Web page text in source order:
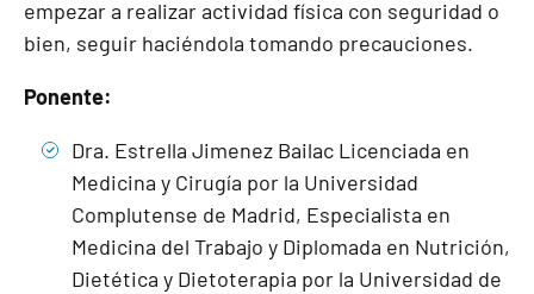
empezar a realizar actividad física con seguridad o
bien, seguir haciéndola tomando precauciones.
Ponente:
Dra. Estrella Jimenez Bailac Licenciada en
Medicina y Cirugía por la Universidad
Complutense de Madrid, Especialista en
Medicina del Trabajo y Diplomada en Nutrición,
Dietética y Dietoterapia por la Universidad de